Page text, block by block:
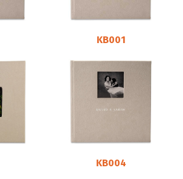
KB001
KB004